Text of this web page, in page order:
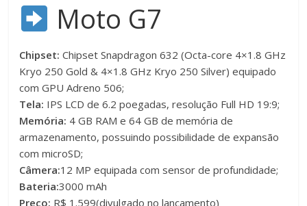
Moto G7
Chipset: Chipset Snapdragon 632 (Octa-core 4×1.8 GHz
Kryo 250 Gold & 4×1.8 GHz Kryo 250 Silver) equipado
com GPU Adreno 506;
Tela: IPS LCD de 6.2 poegadas, resolução Full HD 19:9;
Memória: 4 GB RAM e 64 GB de memória de
armazenamento, possuindo possibilidade de expansão
com microSD;
Câmera:12 MP equipada com sensor de profundidade;
Bateria:3000 mAh
Preço: R$ 1.599(divulgado no lançamento)